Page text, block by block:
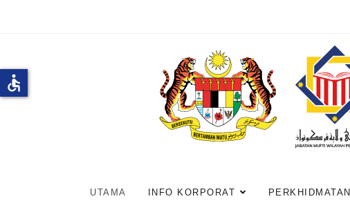
UTAMA INFO KORPORAT PERKHIDMATAN
accessible